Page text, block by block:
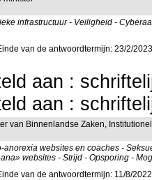
infrastructuur - Veiligheid -
van de antwoordtermijn: 23/2/
aan :
aan :
van Binnenlandse Zaken,
anorexia websites en coaches -
websites - Strijd - Opsporing -
van de antwoordtermijn: 11/8/